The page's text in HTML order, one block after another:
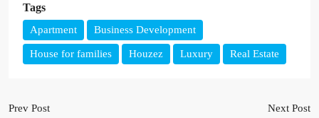
Tags
Apartment Business Development
House for families Houzez Luxury Real Estate
Prev Post
Next Post